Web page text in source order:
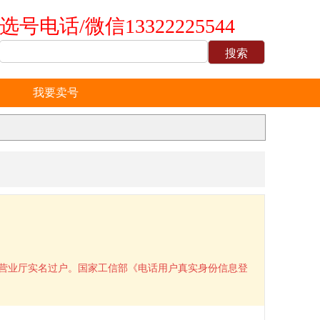
选号电话/微信13322225544
我要卖号
业厅实名过户。国家工信部《电话用户真实身份信息登